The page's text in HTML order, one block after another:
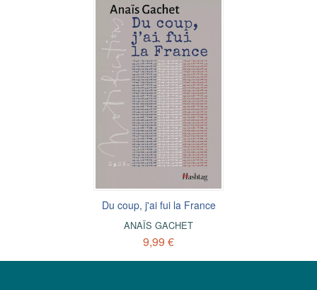
Du coup, j'ai fui la France
ANAÏS GACHET
9,99 €